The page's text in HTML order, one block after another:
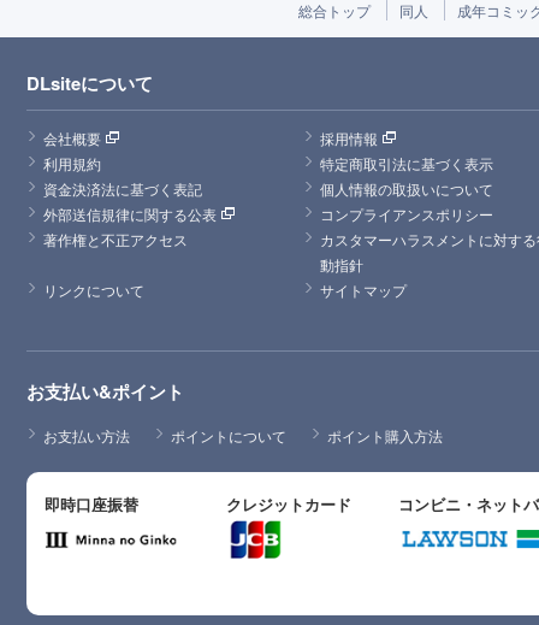
総合トップ 同人 成年コミッ
DLsiteについて
会社概要
採用情報
利用規約
特定商取引法に基づく表示
資金決済法に基づく表記
個人情報の取扱いについて
外部送信規律に関する公表
コンプライアンスポリシー
著作権と不正アクセス
カスタマーハラスメントに対す
動指針
リンクについて
サイトマップ
お支払い&ポイント
お支払い方法 ポイントについて ポイント購入方法
即時口座振替 クレジットカード コンビニ・ネット